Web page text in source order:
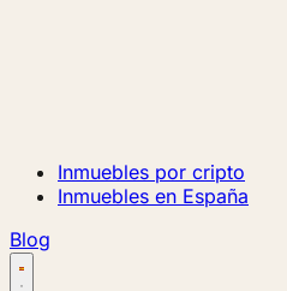
Inmuebles por cripto
Inmuebles en España
Blog